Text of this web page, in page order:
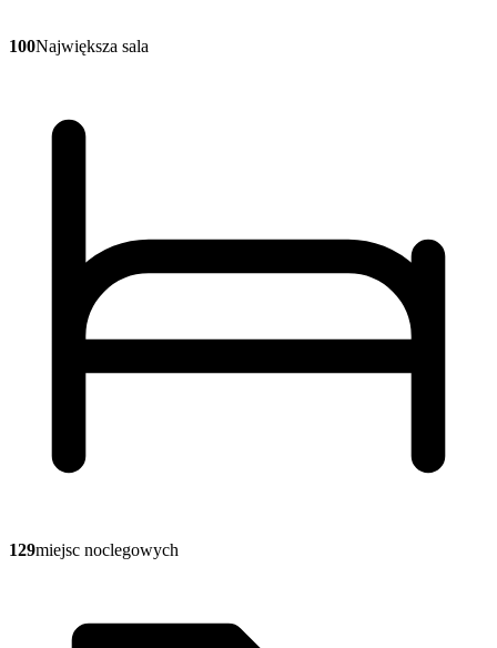
100Największa sala
129miejsc noclegowych